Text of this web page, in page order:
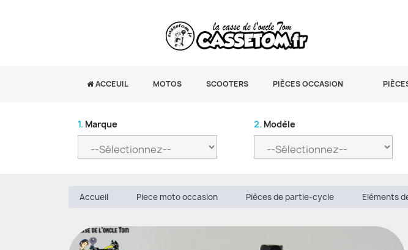
ACCEUIL MOTOS SCOOTERS PIÈCES OCCASION
1. Marque 2. Modèle
Accueil Piece moto occasion Pièces de partie-cycle Eléments